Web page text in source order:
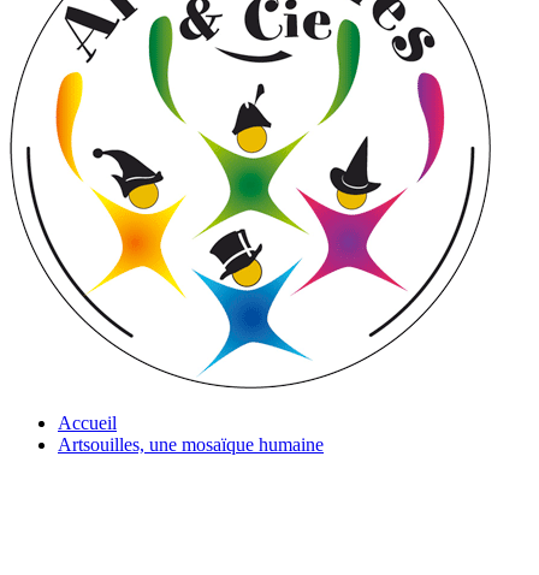
Accueil
Artsouilles, une mosaïque humaine